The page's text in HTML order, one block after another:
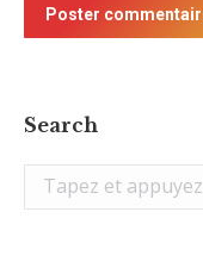
Poster
Search
Recherche
: